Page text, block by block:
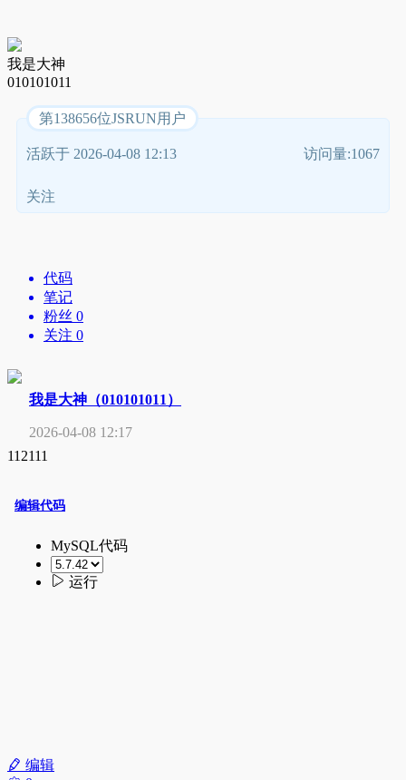
我是大神
010101011
第138656位JSRUN用户
活跃于 2026-04-08 12:13 访问量:1067
关注
代码
笔记
粉丝 0
关注 0
我是大神（010101011）
2026-04-08 12:17
112111
编辑